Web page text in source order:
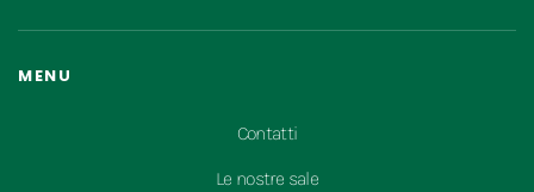
MENU
Contatti
Le nostre sale